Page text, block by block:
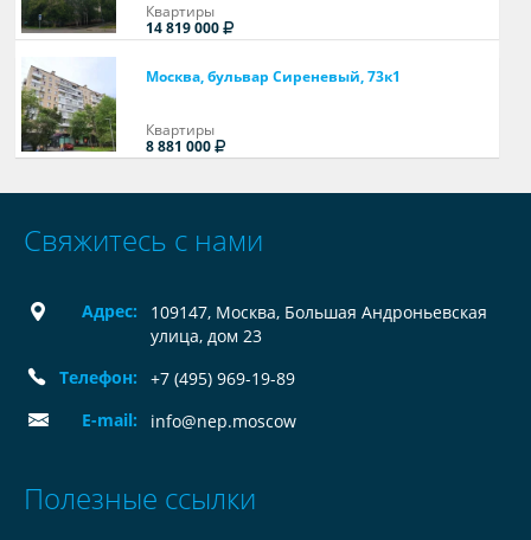
Квартиры
14 819 000
Москва, бульвар Сиреневый, 73к1
Квартиры
8 881 000
Свяжитесь с нами
Адрес:
109147, Москва, Большая Андроньевская
улица, дом 23
Телефон:
+7 (495) 969-19-89
E-mail:
info@nep.moscow
Полезные ссылки